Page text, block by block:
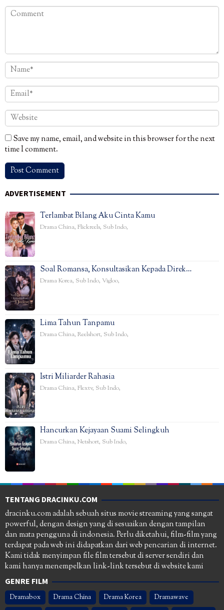
Save my name, email, and website in this browser for the next
time I comment.
ADVERTISEMENT
Terlambat Bilang Aku Cinta Kamu
Drama China, Flickreels, Sub Indo,
Soal Romansa, Konsultasikan Kepada Direk…
Drama Korea, Sub Indo, Vigloo,
Lima Tahun Tanpamu
Drama China, Reelshort, Sub Indo,
Istri Miliarder Rahasia
Drama China, Flextv, Sub Indo,
Hancurkan Kejayaan Suami Selingkuh
Drama China, Netshort, Sub Indo,
TENTANG DRACINKU.COM
dracinku.com adalah sebuah situs movie streaming yang sangat
powerful, dengan design yang di sesuaikan dengan tampilan
dan mata pengguna di indonesia. Perlu diketahui, film-film yang
terdapat pada web ini didapatkan dari web pencarian di internet.
Kami tidak menyimpan file film tersebut di server sendiri dan
kami hanya menempelkan link-link tersebut di website kami
GENRE FILM
Dramabox Drama China Drama Korea
Dramawave